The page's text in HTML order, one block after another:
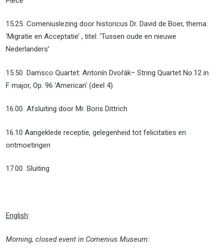
15.25 Comeniuslezing door historicus Dr. David de Boer, thema:
‘Migratie en Acceptatie’ , titel: ‘Tussen oude en nieuwe
Nederlanders’
15.50 Damsco Quartet: Antonín Dvořák– String Quartet No.12 in
F major, Op. 96 'American' (deel 4)
16.00 Afsluiting door Mr. Boris Dittrich
16.10 Aangeklede receptie, gelegenheid tot felicitaties en
ontmoetingen
17.00 Sluiting
English:
Morning, closed event in Comenius Museum: